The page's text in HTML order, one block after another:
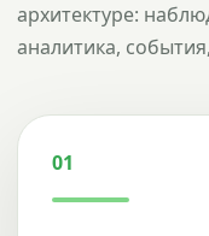
архитектуре:
аналитика,
01